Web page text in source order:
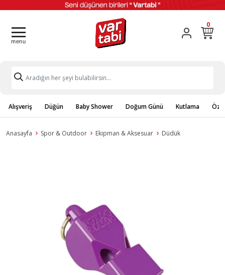
0
Alışveriş Düğün Baby Shower Doğum Günü Kutlama
Anasayfa Spor & Outdoor Ekipman & Aksesuar Düdük